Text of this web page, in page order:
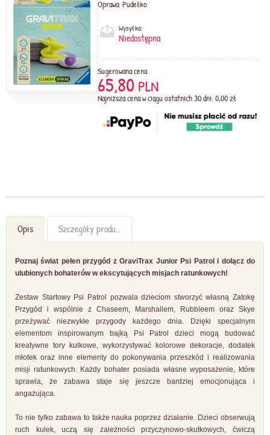
Oprawa:Pudełko
Wysyłka:
Niedostępna
Sugerowana cena
65,80 PLN
Najniższa cena w ciągu ostatnich 30 dni: 0,00 zł
Opis Szczegóły produktu
Poznaj świat pełen przygód z GraviTrax Junior Psi Patrol i dołącz do
ulubionych bohaterów w ekscytujących misjach ratunkowych!
Zestaw Startowy Psi Patrol pozwala dzieciom stworzyć własną Zatokę
Przygód i wspólnie z Chaseem, Marshallem, Rubbleem oraz Skye
przeżywać niezwykłe przygody każdego dnia. Dzięki specjalnym
elementom inspirowanym bajką Psi Patrol dzieci mogą budować
kreatywne tory kulkowe, wykorzystywać kolorowe dekoracje, dodatek
młotek oraz inne elementy do pokonywania przeszkód i realizowania
misji ratunkowych. Każdy bohater posiada własne wyposażenie, które
sprawia, że zabawa staje się jeszcze bardziej emocjonująca i
angażująca.
To nie tylko zabawa to także nauka poprzez działanie. Dzieci obserwują
ruch kulek, uczą się zależności przyczynowo-skutkowych, ćwiczą